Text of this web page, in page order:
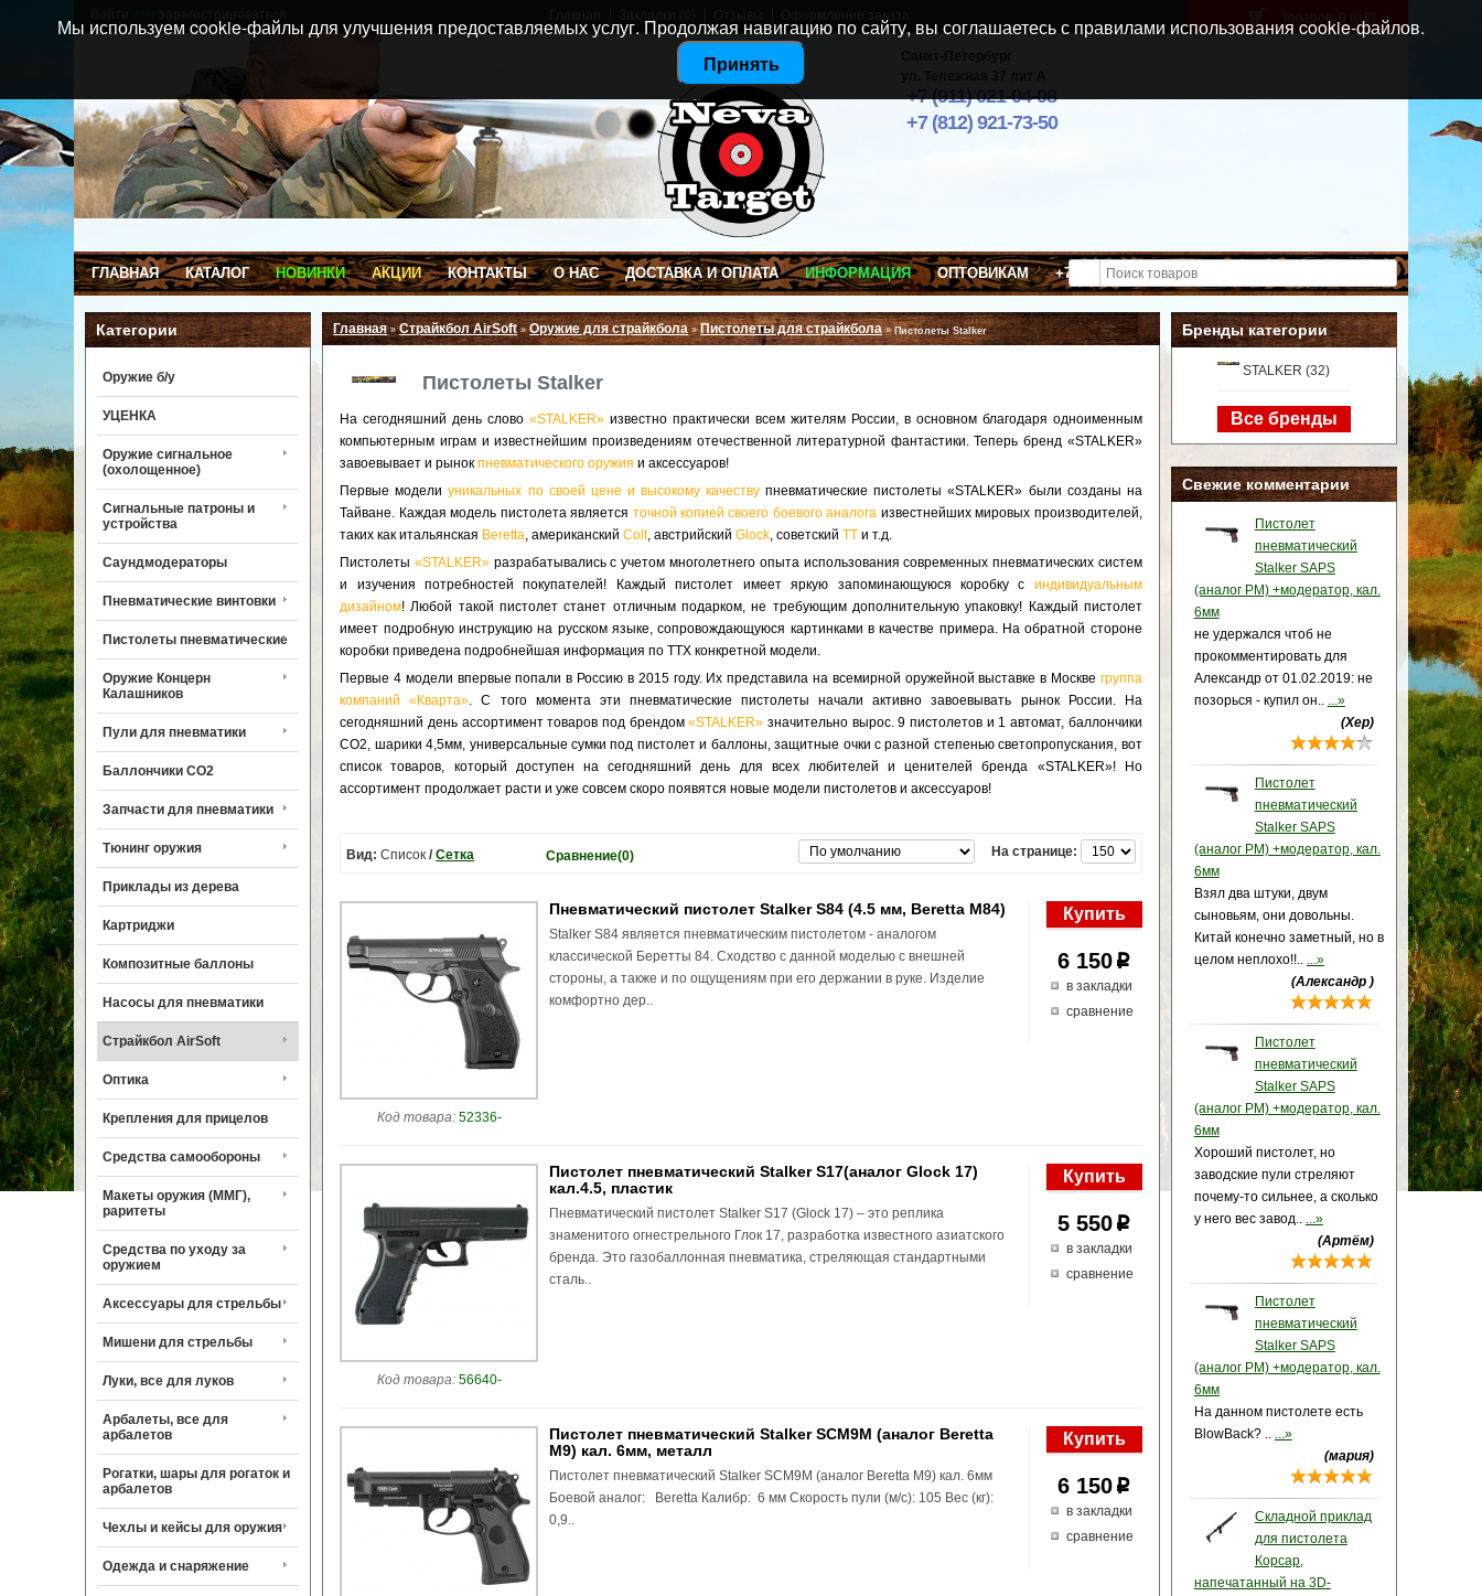
Санкт-Петербург
ул. Тележная 37 лит А
+7 (911) 021-04-08
+7 (812) 921-73-50
Товаров: 0 (0 p )
ГЛАВНАЯ КАТАЛОГ НОВИНКИ АКЦИИ КОНТАКТЫ О НАС ДОСТАВКА И ОПЛАТА ИНФОРМАЦИЯ ОПТОВИКАМ +7 (911) 021-04-08
Категории
Оружие б/у
УЦЕНКА
Оружие сигнальное
(охолощенное)
Сигнальные патроны и
устройства
Саундмодераторы
Пневматические винтовки
Пистолеты пневматические
Оружие Концерн
Калашников
Пули для пневматики
Баллончики CO2
Запчасти для пневматики
Тюнинг оружия
Приклады из дерева
Картриджи
Композитные баллоны
Насосы для пневматики
Страйкбол AirSoft
Оптика
Крепления для прицелов
Средства самообороны
Макеты оружия (ММГ),
раритеты
Средства по уходу за
оружием
Аксессуары для стрельбы
Мишени для стрельбы
Луки, все для луков
Арбалеты, все для
арбалетов
Рогатки, шары для рогаток и
арбалетов
Чехлы и кейсы для оружия
Одежда и снаряжение
Бренды категории
STALKER (32)
Все бренды
Свежие комментарии
Пистолет
пневматический
Stalker SAPS
(аналог PM) +модератор, кал.
6мм
не удержался чтоб не
прокомментировать для
Александр от 01.02.2019: не
позорься - купил он.. ...»
(Хер)
Пистолет
пневматический
Stalker SAPS
(аналог PM) +модератор, кал.
6мм
Взял два штуки, двум
сыновьям, они довольны.
Китай конечно заметный, но в
целом неплохо!!.. ...»
(Александр )
Пистолет
пневматический
Stalker SAPS
(аналог PM) +модератор, кал.
6мм
Хороший пистолет, но
заводские пули стреляют
почему-то сильнее, а сколько
у него вес завод.. ...»
(Артём)
Пистолет
пневматический
Stalker SAPS
(аналог PM) +модератор, кал.
6мм
На данном пистолете есть
BlowBack? .. ...»
(мария)
Складной приклад
для пистолета
Корсар,
напечатанный на 3D-
Главная»Страйкбол AirSoft »Оружие для страйкбола»Пистолеты для страйкбола»Пистолеты Stalker
Пистолеты Stalker
На сегодняшний день слово«STALKER» известно практически всем жителям России, в основном благодаря одноименным
компьютерным играм и известнейшим произведениям отечественной литературной фантастики. Теперь бренд «STALKER»
завоевывает и рынокпневматического оружия и аксессуаров!
Первые моделиуникальных по своей цене и высокому качеству пневматические пистолеты «STALKER» были созданы на
Тайване. Каждая модель пистолета является точной копией своего боевого аналога известнейших мировых производителей,
таких как итальянская Beretta, американскийColt, австрийскийGlock, советскийТТ и т.д.
Пистолеты «STALKER»разрабатывались с учетом многолетнего опыта использования современных пневматических систем
и изучения потребностей покупателей! Каждый пистолет имеет яркую запоминающуюся коробку с индивидуальным
дизайном! Любой такой пистолет станет отличным подарком, не требующим дополнительную упаковку! Каждый пистолет
имеет подробную инструкцию на русском языке, сопровождающуюся картинками в качестве примера. На обратной стороне
коробки приведена подробнейшая информация по ТТХ конкретной модели.
Первые 4 модели впервые попали в Россию в 2015 году. Их представила на всемирной оружейной выставке в Москве группа
компаний «Кварта». С того момента эти пневматические пистолеты начали активно завоевывать рынок России. На
сегодняшний день ассортимент товаров под брендом«STALKER» значительно вырос. 9 пистолетов и 1 автомат, баллончики
СО2, шарики 4,5мм, универсальные сумки под пистолет и баллоны, защитные очки с разной степенью светопропускания, вот
список товаров, который доступен на сегодняшний день для всех любителей и ценителей бренда «STALKER»! Но
ассортимент продолжает расти и уже совсем скоро появятся новые модели пистолетов и аксессуаров!
Вид: Список/ Сетка На странице:
Сравнение(0)
6 150 p
в закладки
сравнение
Код товара:52336-
Пневматический пистолет Stalker S84 (4.5 мм, Beretta M84)
Stalker S84 является пневматическим пистолетом - аналогом
классической Беретты 84. Сходство с данной моделью с внешней
стороны, а также и по ощущениям при его держании в руке. Изделие
комфортно дер..
5 550 p
в закладки
сравнение
Код товара:56640-
Пистолет пневматический Stalker S17(аналог Glock 17)
кал.4.5, пластик
Пневматический пистолет Stalker S17 (Glock 17) – это реплика
знаменитого огнестрельного Глок 17, разработка известного азиатского
бренда. Это газобаллонная пневматика, стреляющая стандартными
сталь..
6 150 p
в закладки
сравнение
Пистолет пневматический Stalker SСM9M (аналог Beretta
M9) кал. 6мм, металл
Пистолет пневматический Stalker SСM9M (аналог Beretta M9) кал. 6мм
Боевой аналог: Beretta Калибр: 6 мм Скорость пули (м/с): 105 Вес (кг):
0,9..
Мы используем cookie-файлы для улучшения предоставляемых услуг. Продолжая навигацию по сайту, вы соглашаетесь с правилами использования cookie-файлов.
Принять